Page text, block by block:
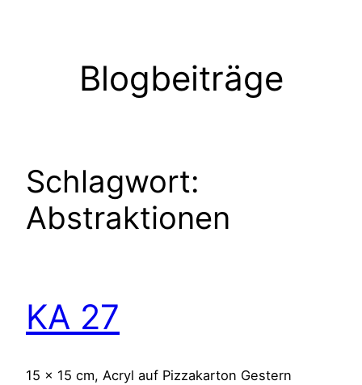
Blogbeiträge
Schlagwort:
Abstraktionen
KA 27
15 x 15 cm, Acryl auf Pizzakarton Gestern